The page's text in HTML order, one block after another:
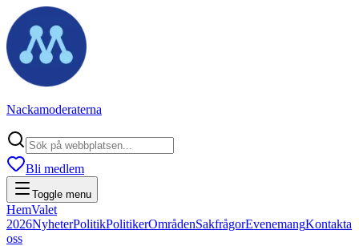
Nackamoderaterna
Bli medlem
Toggle menu
HemValet
2026NyheterPolitikPolitikerOmrådenSakfrågorEvenemangKontakta
oss